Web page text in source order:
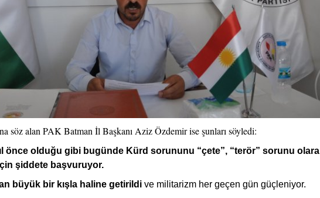
söz alan PAK Batman İl Başkanı Aziz Özdemir ise şunları söyledi:
önce olduğu gibi bugünde Kürd sorununu “çete”, “terör” sorunu
şiddete başvuruyor.
büyük bir kışla haline getirildi ve militarizm her geçen gün güçleniyor.